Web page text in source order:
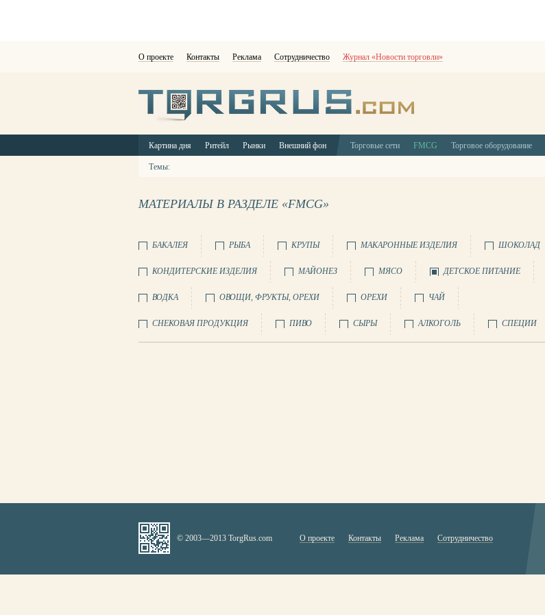
О проекте Контакты Реклама Сотрудничество Журнал «Новости торговли»
Картина дня Ритейл Рынки Внешний фон Торговые сети FMCG Торговое оборудование
Темы:
МАТЕРИАЛЫ В РАЗДЕЛЕ «FMCG»
БАКАЛЕЯ РЫБА КРУПЫ МАКАРОННЫЕ ИЗДЕЛИЯ ШОКОЛАД
КОНДИТЕРСКИЕ ИЗДЕЛИЯ МАЙОНЕЗ МЯСО ДЕТСКОЕ ПИТАНИЕ
ВОДКА ОВОЩИ, ФРУКТЫ, ОРЕХИ ОРЕХИ ЧАЙ
СНЕКОВАЯ ПРОДУКЦИЯ ПИВО СЫРЫ АЛКОГОЛЬ СПЕЦИИ
© 2003—2013 TorgRus.com О проекте Контакты Реклама Сотрудничество